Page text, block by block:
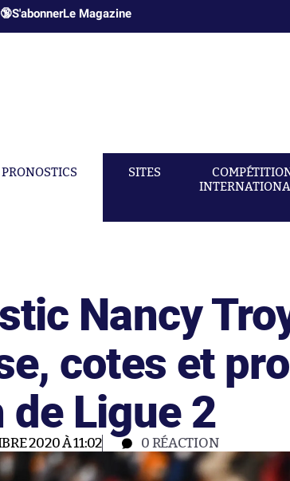
S'abonnerLe Magazine
PRONOSTICS SITES
Nancy
cotes et
Ligue 2
2020 À 11:02 0 RÉACTION